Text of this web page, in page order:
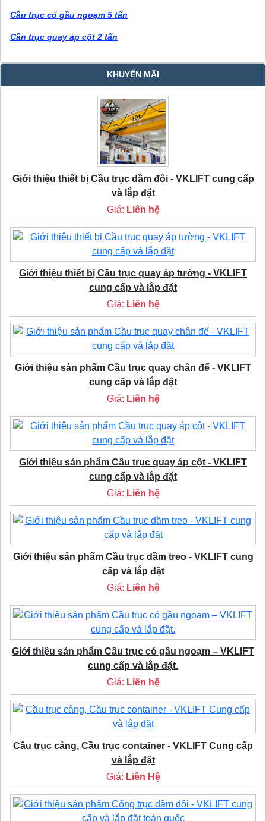
Cầu trục có gầu ngoạm 5 tấn
Cần trục quay áp cột 2 tấn
KHUYẾN MÃI
Giới thiệu thiết bị Cầu trục dầm đôi - VKLIFT cung cấp
và lắp đặt
Giá: Liên hệ
Giới thiệu thiết bị Cầu trục quay áp tường - VKLIFT
cung cấp và lắp đặt
Giá: Liên hệ
Giới thiệu sản phẩm Cầu trục quay chân đế - VKLIFT
cung cấp và lắp đặt
Giá: Liên hệ
Giới thiệu sản phẩm Cầu trục quay áp cột - VKLIFT
cung cấp và lắp đặt
Giá: Liên hệ
Giới thiệu sản phẩm Cầu trục dầm treo - VKLIFT cung
cấp và lắp đặt
Giá: Liên hệ
Giới thiệu sản phẩm Cầu trục có gầu ngoạm – VKLIFT
cung cấp và lắp đặt.
Giá: Liên hệ
Cầu trục cảng, Cầu trục container - VKLIFT Cung cấp
và lắp đặt
Giá: Liên Hệ